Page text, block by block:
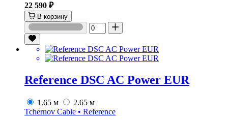
22 590 ₽
В корзину
Reference DSC AC Power EUR
1.65 м
2.65 м
Tchernov Cable • Reference